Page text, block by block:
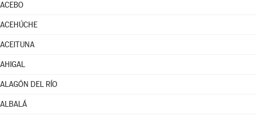
ACEBO
ACEHÚCHE
ACEITUNA
AHIGAL
ALAGÓN DEL RÍO
ALBALÁ